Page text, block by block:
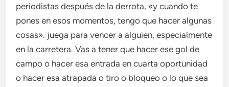
periodistas después de la derrota, «y cuando te
pones en esos momentos, tengo que hacer algunas
cosas». juega para vencer a alguien, especialmente
en la carretera. Vas a tener que hacer ese gol de
campo o hacer esa entrada en cuarta oportunidad
o hacer esa atrapada o tiro o bloqueo o lo que sea